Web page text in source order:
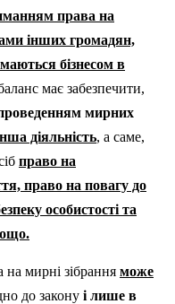
права на
інших громадян,
бізнесом в
має забезпечити,
мирних
діяльність, а саме,
право на
право на повагу до
особистості та
на мирні зібрання може
до закону і лише в